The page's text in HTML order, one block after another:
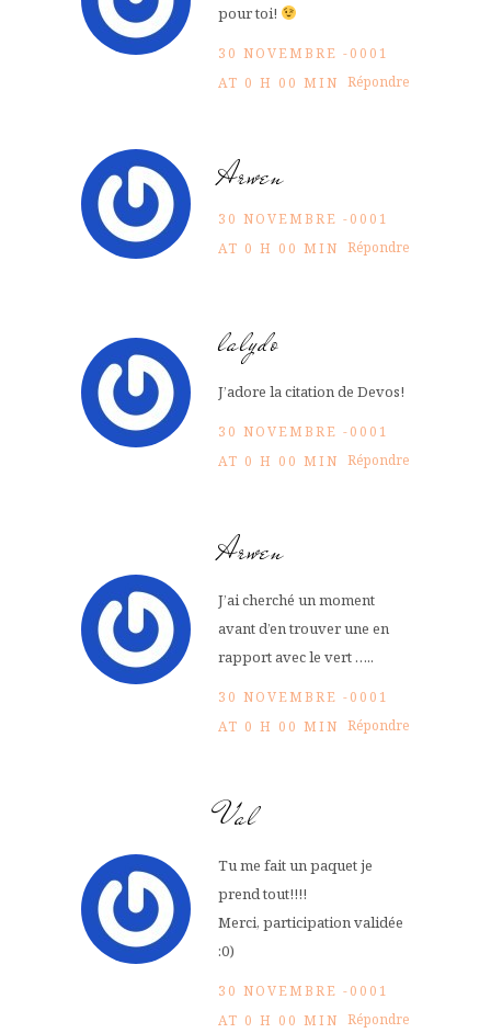
pour toi!
30 NOVEMBRE -0001
AT 0 H 00 MIN Répondre
Arwen
30 NOVEMBRE -0001
AT 0 H 00 MIN Répondre
lalydo
J’adore la citation de Devos!
30 NOVEMBRE -0001
AT 0 H 00 MIN Répondre
Arwen
J’ai cherché un moment
avant d’en trouver une en
rapport avec le vert …..
30 NOVEMBRE -0001
AT 0 H 00 MIN Répondre
Val
Tu me fait un paquet je
prend tout!!!!
Merci, participation validée
:0)
30 NOVEMBRE -0001
AT 0 H 00 MIN Répondre